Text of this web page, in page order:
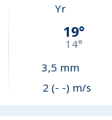
Yr
19°
14°
3,5 mm
2 (- -) m/s